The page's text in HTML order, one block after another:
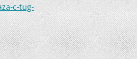
c-tug-